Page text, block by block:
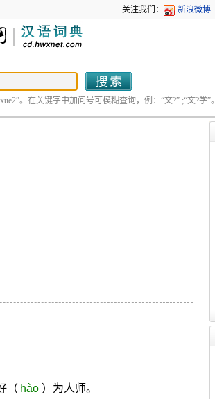
关注我们： 新浪微博
。在关键字中加问号可模糊查询，例：“文?” ;“文?学”。
（ hào ）为人师。